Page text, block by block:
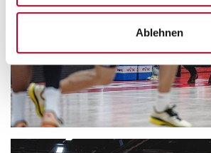
Ablehnen